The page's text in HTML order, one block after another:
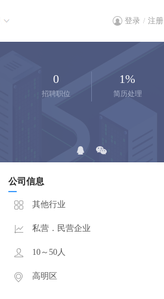
登录 / 注册
0
招聘职位
1%
简历处理
公司信息
其他行业
私营．民营企业
10～50人
高明区